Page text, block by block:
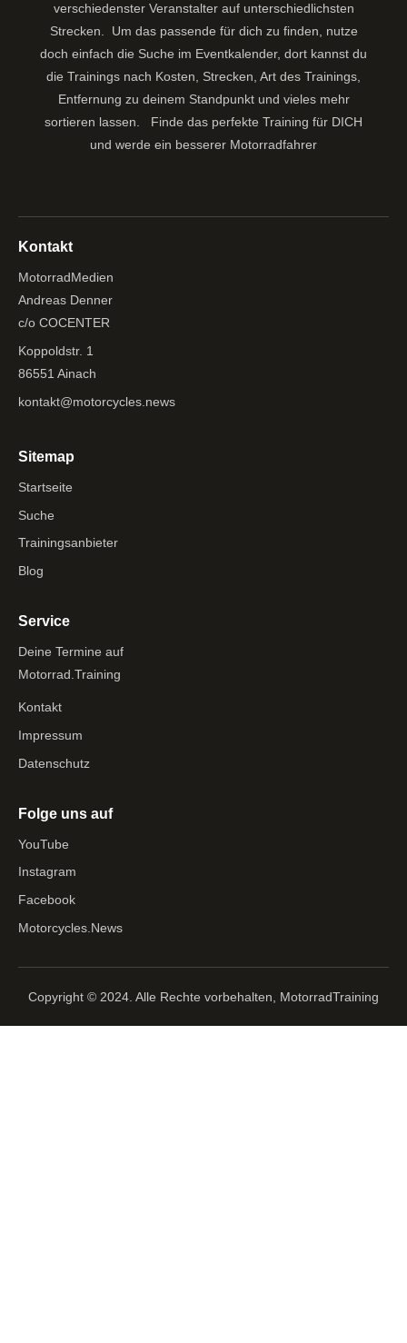
verschiedenster Veranstalter auf unterschiedlichsten
Strecken. Um das passende für dich zu finden, nutze
doch einfach die Suche im Eventkalender, dort kannst du
die Trainings nach Kosten, Strecken, Art des Trainings,
Entfernung zu deinem Standpunkt und vieles mehr
sortieren lassen. Finde das perfekte Training für DICH
und werde ein besserer Motorradfahrer
Kontakt
MotorradMedien
Andreas Denner
c/o COCENTER
Koppoldstr. 1
86551 Ainach
kontakt@motorcycles.news
Sitemap
Startseite
Suche
Trainingsanbieter
Blog
Service
Deine Termine auf
Motorrad.Training
Kontakt
Impressum
Datenschutz
Folge uns auf
YouTube
Instagram
Facebook
Motorcycles.News
Copyright © 2024. Alle Rechte vorbehalten, MotorradTraining